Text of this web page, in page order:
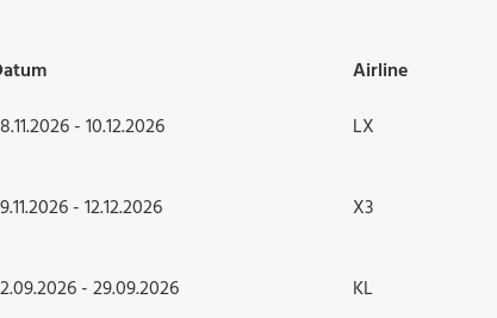
Airline
- 10.12.2026 LX
- 12.12.2026 X3
- 29.09.2026 KL